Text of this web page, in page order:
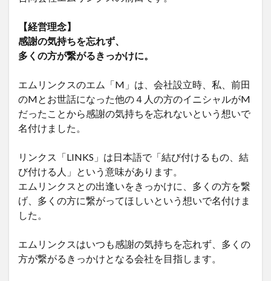
【経営理念】
感謝の気持ちを忘れず、
多くの方が繋がるきっかけに。
エムリンクスのエム「M」は、会社設立時、私、前田
のMとお世話になった他の４人の方のイニシャルがM
だったことから感謝の気持ちを忘れないという想いで
名付けました。
リンクス「LINKS」は日本語で「結び付けるもの、結
び付ける人」という意味があります。
エムリンクスとの出逢いをきっかけに、多くの方を繋
げ、多くの方に繋がってほしいという想いで名付けま
した。
エムリンクスはいつも感謝の気持ちを忘れず、多くの
方が繋がるきっかけとなる会社を目指します。